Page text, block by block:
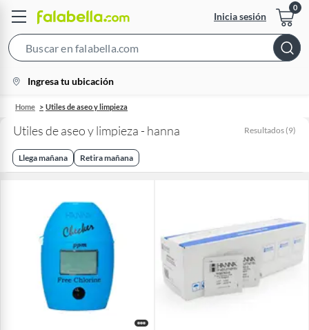
Inicia sesión
Bar
location-
icon
Ingresa tu ubicación
Home Utiles de aseo y limpieza
Utiles de aseo y limpieza - hanna Resultados (9)
Llega mañana Retira mañana